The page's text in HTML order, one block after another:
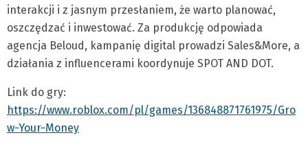
interakcji i z jasnym przesłaniem, że warto planować,
oszczędzać i inwestować. Za produkcję odpowiada
agencja Beloud, kampanię digital prowadzi Sales&More, a
działania z influencerami koordynuje SPOT AND DOT.
Link do gry:
https://www.roblox.com/pl/games/136848871761975/Gro
w-Your-Money